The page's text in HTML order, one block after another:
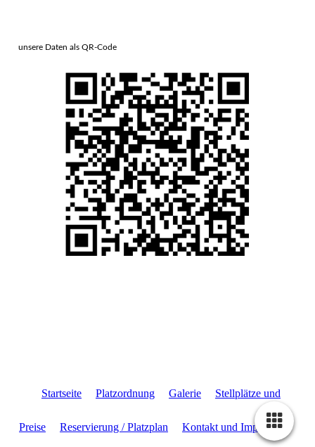
unsere Daten als QR-Code
Startseite Platzordnung Galerie Stellplätze und
Preise Reservierung / Platzplan Kontakt und Impressum